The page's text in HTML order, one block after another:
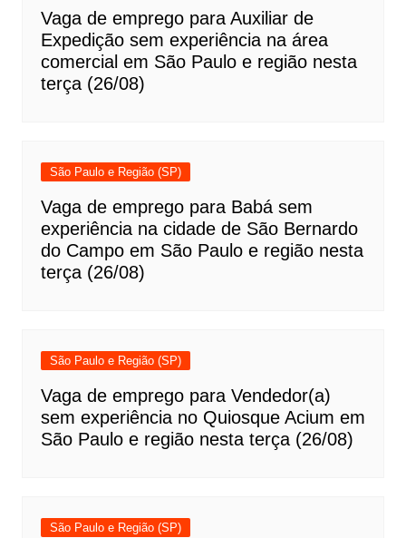
Vaga de emprego para Auxiliar de
Expedição sem experiência na área
comercial em São Paulo e região nesta
terça (26/08)
São Paulo e Região (SP)
Vaga de emprego para Babá sem
experiência na cidade de São Bernardo
do Campo em São Paulo e região nesta
terça (26/08)
São Paulo e Região (SP)
Vaga de emprego para Vendedor(a)
sem experiência no Quiosque Acium em
São Paulo e região nesta terça (26/08)
São Paulo e Região (SP)